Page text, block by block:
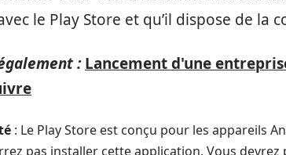
le Play Store et qu’il dispose de la
: Lancement d'une
: Le Play Store est conçu pour les appareils
pas installer cette application. Vous devrez